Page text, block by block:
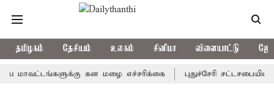
தமிழகம் தேசியம் உலகம் சினிமா விளையாட்டு
கன மழை எச்சரிக்கை புதுச்சேரி சட்டசபையில்